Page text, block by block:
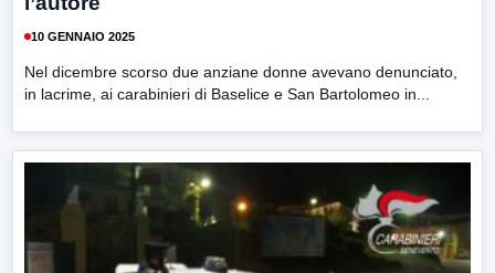
10 GENNAIO 2025
Nel dicembre scorso due anziane donne avevano denunciato,
in lacrime, ai carabinieri di Baselice e San Bartolomeo in...